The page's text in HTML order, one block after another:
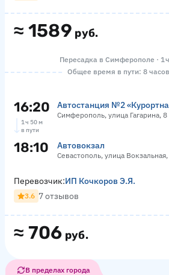
≈ 1589 руб.
Пересадка в Симферополе · 1
Общее время в пути: 8
16:20 Автостанция №2
Симферополь, улица Гагарина, 8
1 ч 50 м
в пути
18:10 Автовокзал
Севастополь, улица
≈ 706 руб.
Перевозчик:ИП Кочкоров Э.Я.
3.6 7 отзывов
В пределах города